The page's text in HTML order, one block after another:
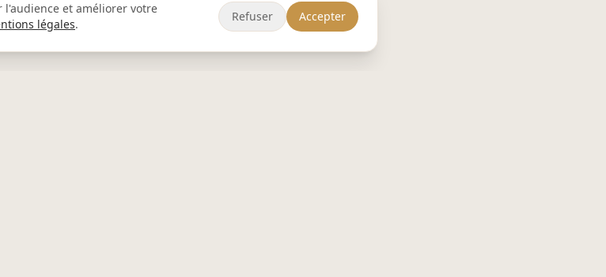
l'audience et améliorer votre
légales.
Refuser Accepter